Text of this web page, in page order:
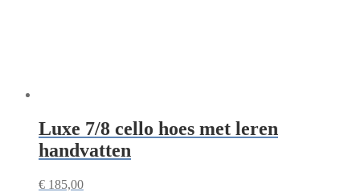
Luxe 7/8 cello hoes met leren
handvatten
€ 185,00